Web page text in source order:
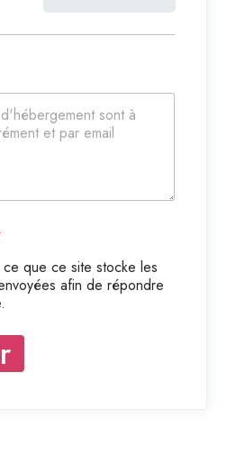
ce que ce site stocke les
afin de répondre